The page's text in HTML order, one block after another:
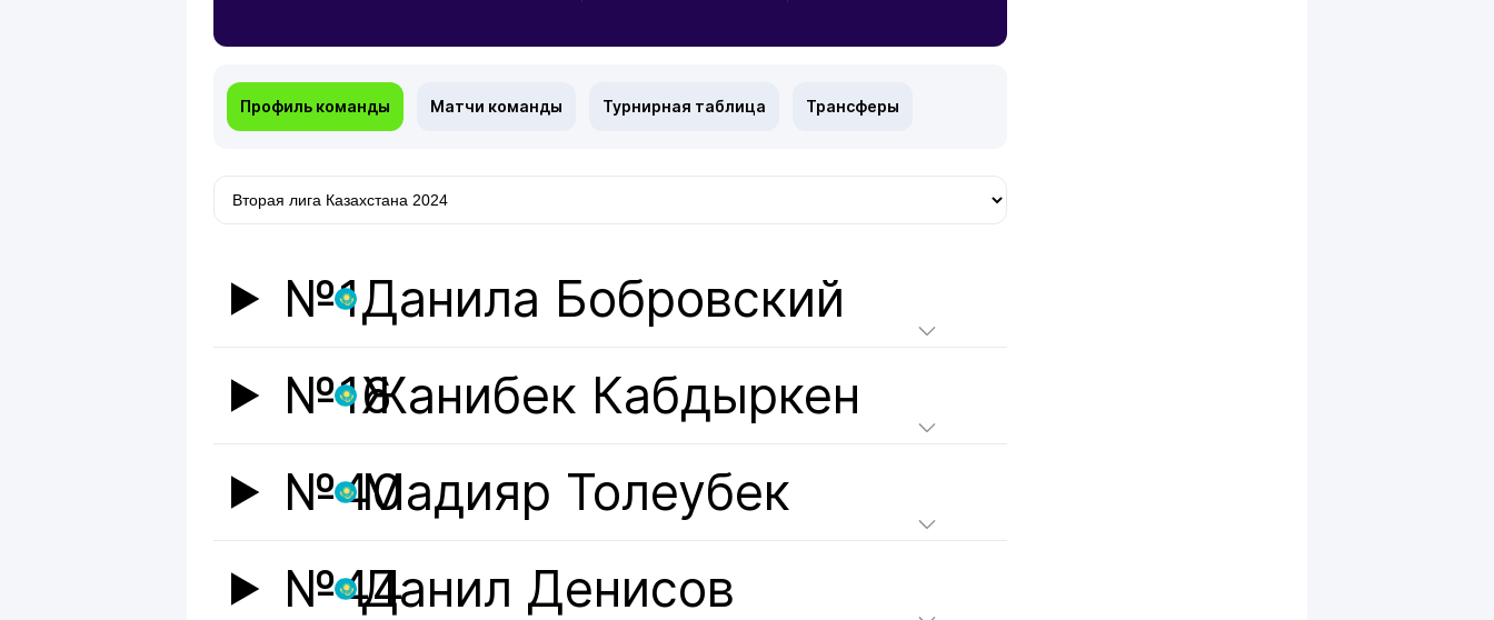
Профиль команды Матчи команды Турнирная таблица Трансферы
№1Данила Бобровский
№16Жанибек Кабдыркен
№40Мадияр Толеубек
№44Данил Денисов